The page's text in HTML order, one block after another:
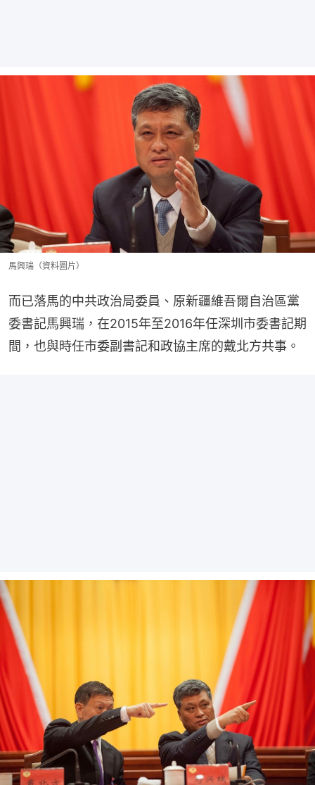
馬興瑞（資料圖片）
而已落馬的中共政治局委員、原新疆維吾爾自治區黨
委書記馬興瑞，在2015年至2016年任深圳市委書記期
間，也與時任市委副書記和政協主席的戴北方共事。